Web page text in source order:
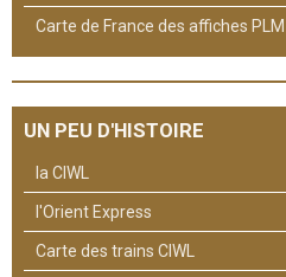
Carte de France des affiches PLM
UN PEU D'HISTOIRE
la CIWL
l'Orient Express
Carte des trains CIWL